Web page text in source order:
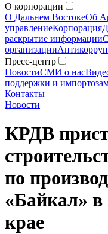
О корпорации
О Дальнем ВостокеОб
управлениеКорпорация
раскрытие информации
организации
Пресс-центр
НовостиСМИ о нас
поддержки и
Контакты
Новости
КРДВ
по
«Байкал»
крае